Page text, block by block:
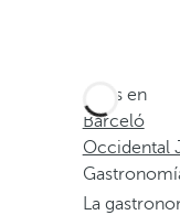
Estás en
Barceló
Occidental
La